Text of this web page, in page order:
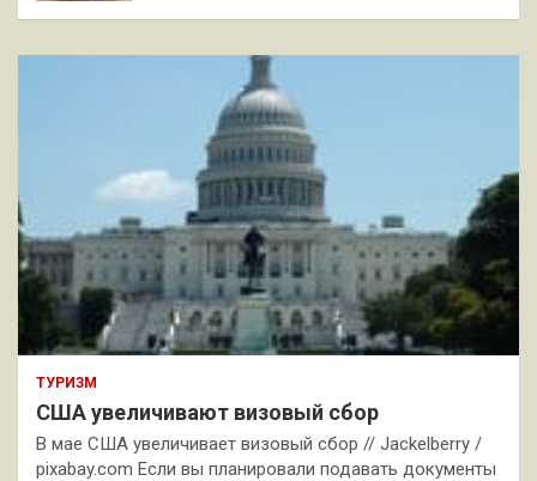
ТУРИЗМ
США увеличивают визовый сбор
В мае США увеличивает визовый сбор // Jackelberry /
pixabay.com Если вы планировали подавать документы